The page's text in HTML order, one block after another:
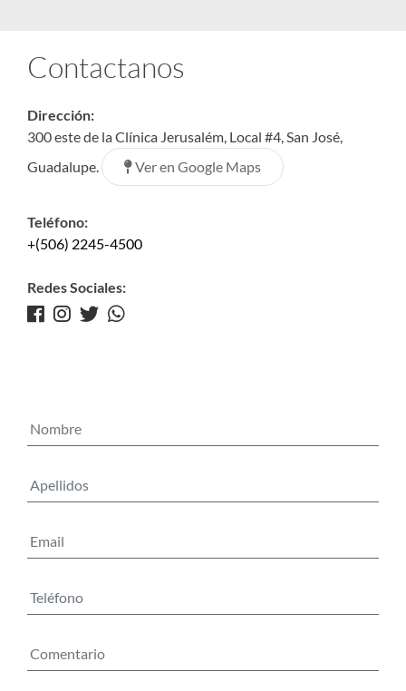
Contactanos
Dirección:
300 este de la Clínica Jerusalém, Local #4, San José,
Guadalupe.
Ver en Google Maps
Teléfono:
+(506) 2245-4500
Redes Sociales: